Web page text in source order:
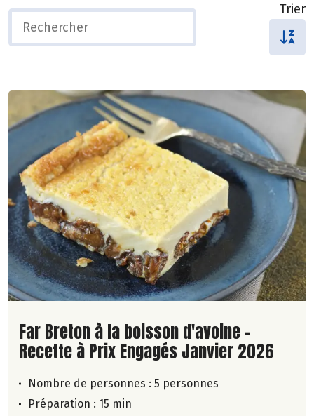
Trier
Lire la suite de la recette
Far Breton à la boisson d'avoine -
Recette à Prix Engagés Janvier 2026
Nombre de personnes : 5 personnes
Préparation : 15 min